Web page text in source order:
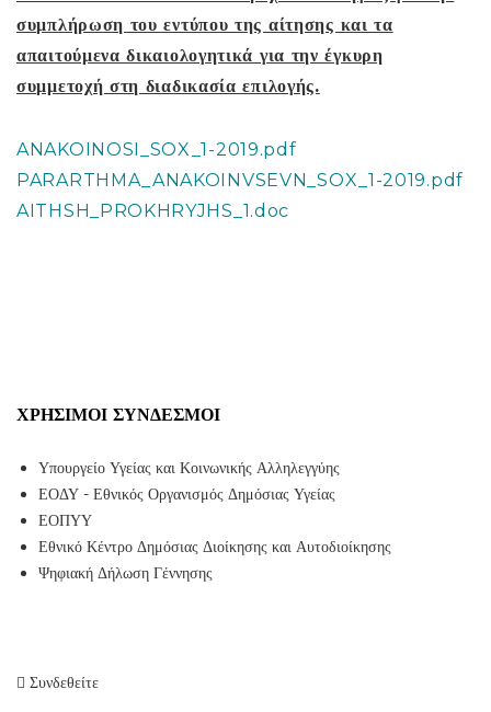
συμπλήρωση του εντύπου της αίτησης και τα
απαιτούμενα δικαιολογητικά για την έγκυρη
συμμετοχή στη διαδικασία επιλογής.
ANAKOINOSI_SOX_1-2019.pdf
PARARTHMA_ANAKOINVSEVN_SOX_1-2019.pdf
AITHSH_PROKHRYJHS_1.doc
ΧΡΉΣΙΜΟΙ ΣΎΝΔΕΣΜΟΙ
Υπουργείο Υγείας και Κοινωνικής Αλληλεγγύης
ΕΟΔΥ - Εθνικός Οργανισμός Δημόσιας Υγείας
ΕΟΠΥΥ
Εθνικό Κέντρο Δημόσιας Διοίκησης και Αυτοδιοίκησης
Ψηφιακή Δήλωση Γέννησης
Συνδεθείτε